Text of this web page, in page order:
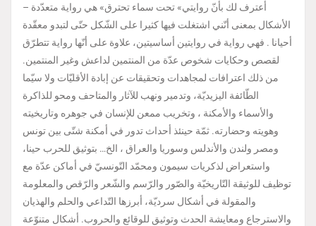
– أعترف لك بأنّ روايتي» تحت سماء تحترق» هي رواية متعدّدة
الأشكال بمعنى أنّني اشتغلت فيها كثيرا على الشّكل حتّى لتبدو معقّدة
أحيانا . فهي رواية في روايتين أساسيتين، علاوة على أنّها رواية تتطرّق
لقصص وحكايات شخوص عدّة من المنتمين لداعش وغير المنتمين.
من ذلك اعترافات لمجاهدات وتحقيقات عن إبادة الأقليّات ولا سيّما
الطّائفة اليزيديّة، وتدمير ونهب للآثار والمتاحف ومحو للذاكرة
والأسماء والأمكنة ، وتخريب ممعن للإنسان في جوهره وتاريخيته
وهويته وحضارته. ثمّة حينئذ أحداث تدور في أمكنة شتّى بين تونس
ومصر ولندن والأندلس وسوريا والعراق ، الخ… بتوثيق للحرب حينا،
واستعراض لذكريات سيمون ومحمّد التّونسيّ في أماكن عدّة مع
توظيف للوثيقة التّاريخيّة والصّور والرّسم والشّعر والرّقص والمعلومة
والمقولة في أشكال سرديّة، أبرزها التّداعي والحلم والهذيان
والاسترجاع ومعايشة الحدث وتوثيق للوقائع والحروب. أشكال متنوّعة